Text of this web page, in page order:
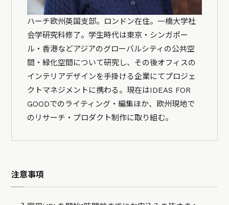
ハーチ欧州英国支部。ロンドン在住。一橋大学社
会学研究科修了。学生時代は東京・シンガポー
ル・香港などアジアのグローバルシティの公共空
間・緑化空間について研究し、その後オフィスの
インテリアデザインを手掛ける企業にてプロジェ
クトマネジメントに携わる。現在はIDEAS FOR
GOODでのライティング・編集ほか、欧州現地で
のリサーチ・プロダクト制作に取り組む。
注意事項